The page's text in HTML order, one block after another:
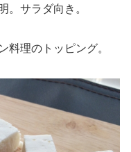
。サラダ向き。
料理のトッピング。